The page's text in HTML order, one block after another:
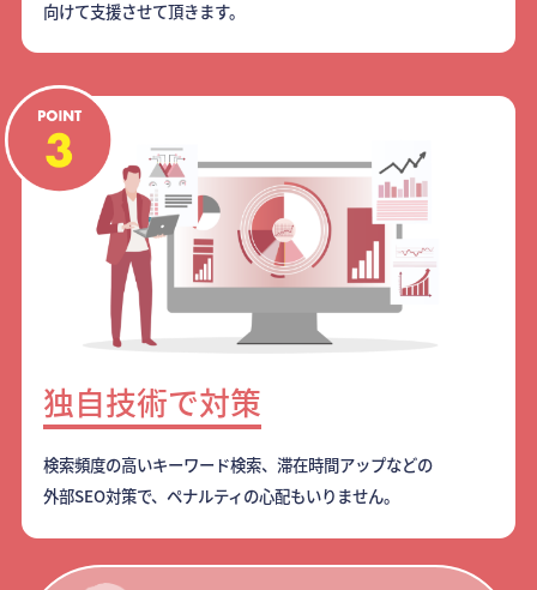
向けて支援させて頂きます。
独自技術で対策
検索頻度の高いキーワード検索、滞在時間アップなどの
外部SEO対策で、ペナルティの心配もいりません。